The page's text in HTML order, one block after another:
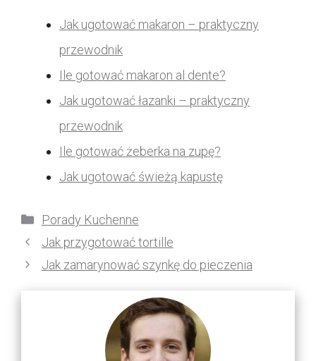
Jak ugotować makaron – praktyczny
przewodnik
Ile gotować makaron al dente?
Jak ugotować łazanki – praktyczny
przewodnik
Ile gotować żeberka na zupę?
Jak ugotować świeżą kapustę
Kategorie
Porady Kuchenne
Jak przygotować tortille
Jak zamarynować szynkę do pieczenia